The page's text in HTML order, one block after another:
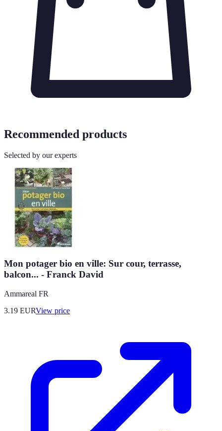
Recommended products
Selected by our experts
Mon potager bio en ville: Sur cour, terrasse,
balcon... - Franck David
Ammareal FR
3.19 EURView price